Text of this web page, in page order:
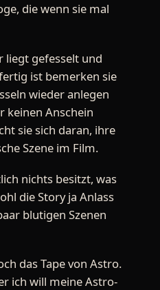
die wenn sie mal
liegt gefesselt und
ist bemerken sie
wieder anlegen
keinen Anschein
sie sich daran, ihre
Szene im Film.
nichts besitzt, was
die Story ja Anlass
blutigen Szenen
das Tape von Astro.
ich will meine Astro-